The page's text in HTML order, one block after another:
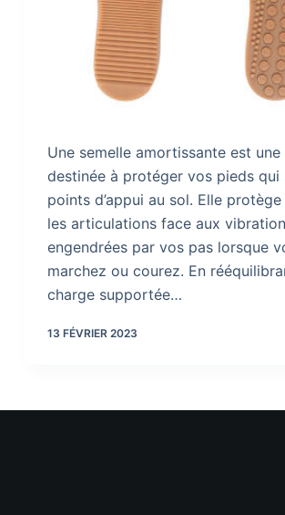
Une semelle amortissante est
destinée à protéger vos pieds qui
points d’appui au sol. Elle
les articulations face aux
engendrées par vos pas lorsque
marchez ou courez. En
charge supportée…
13 FÉVRIER 2023